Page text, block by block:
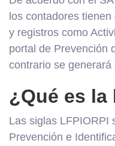
los contadores
y registros como
portal de Prevención
contrario se generará
¿Qué es la
Las siglas LFPIORPI
Prevención e